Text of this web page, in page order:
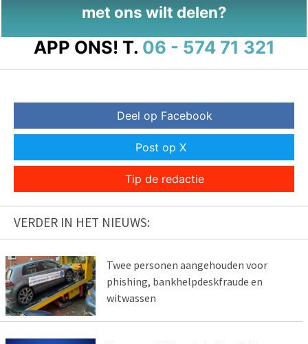
met ons wilt delen?
APP ONS! T. 06 - 574 71 321
Deel op Facebook
Post op X
Tip de redactie
VERDER IN HET NIEUWS:
Twee personen aangehouden voor
phishing, bankhelpdeskfraude en
witwassen